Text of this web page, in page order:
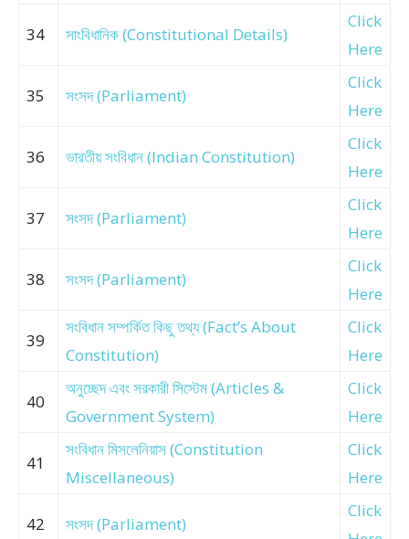
34 সাংবিধানিক (Constitutional Details)
Click
Here
35 সংসদ (Parliament)
Click
Here
36 ভারতীয় সংবিধান (Indian Constitution)
Click
Here
37 সংসদ (Parliament)
Click
Here
38 সংসদ (Parliament)
Click
Here
39
সংবিধান সম্পর্কিত কিছু তথ্য (Fact’s About
Constitution)
Click
Here
40
অনুচ্ছেদ এবং সরকারী সিস্টেম (Articles &
Government System)
Click
Here
41
সংবিধান মিসলেনিয়াস (Constitution
Miscellaneous)
Click
Here
42 সংসদ (Parliament)
Click